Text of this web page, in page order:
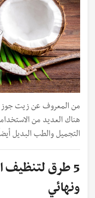
من المعروف عن زيت جوز
هناك العديد من
التجميل والطب البديل
5 طرق لتنظيف
ونهائي